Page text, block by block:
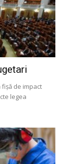
fișă de impact
legea